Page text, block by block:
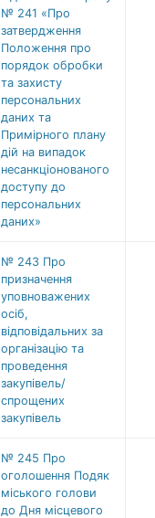
№ 241 «Про
затвердження
Положення про
порядок обробки
та захисту
персональних
даних та
Примірного плану
дій на випадок
несанкціонованого
доступу до
персональних
даних»
№ 243 Про
призначення
уповноважених
осіб,
відповідальних за
організацію та
проведення
закупівель/
спрощених
закупівель
№ 245 Про
оголошення Подяк
міського голови
до Дня місцевого